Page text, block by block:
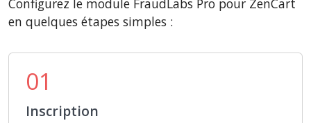
Configurez le module FraudLabs Pro pour ZenCart
en quelques étapes simples :
01
Inscription